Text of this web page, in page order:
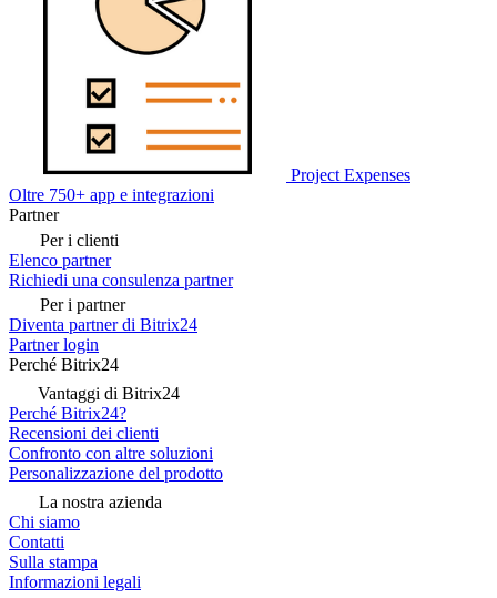
Project Expenses
Oltre 750+ app e integrazioni
Partner
Per i clienti
Elenco partner
Richiedi una consulenza partner
Per i partner
Diventa partner di Bitrix24
Partner login
Perché Bitrix24
Vantaggi di Bitrix24
Perché Bitrix24?
Recensioni dei clienti
Confronto con altre soluzioni
Personalizzazione del prodotto
La nostra azienda
Chi siamo
Contatti
Sulla stampa
Informazioni legali